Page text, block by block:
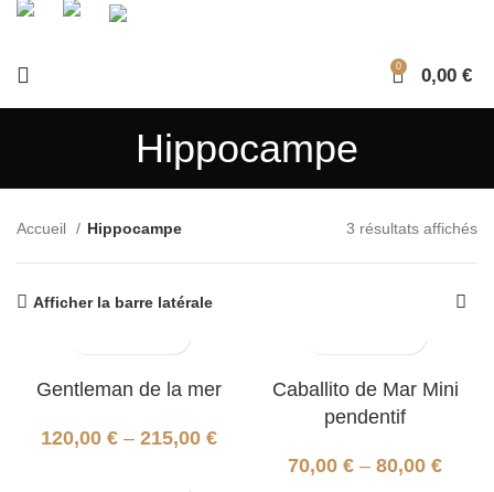
0 0,00 €
Hippocampe
Accueil Hippocampe 3 résultats affichés
Afficher la barre latérale
Gentleman de la mer
120,00 € – 215,00 €
Caballito de Mar Mini
pendentif
70,00 € – 80,00 €